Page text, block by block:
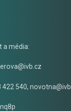
a média:
422 540,